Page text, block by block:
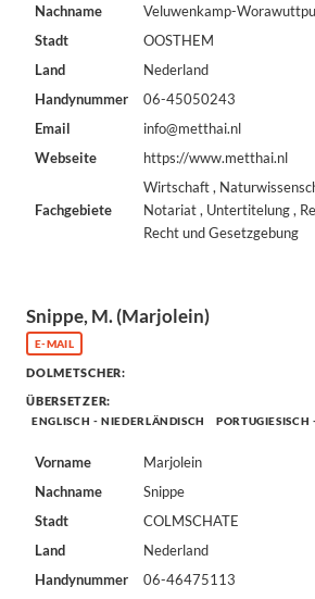
Nachname
Veluwenkamp-
Stadt
OOSTHEM
Land
Nederland
Handynummer
06-45050243
Email
info@metthai.nl
Webseite
https://www.metthai.nl
Fachgebiete
Wirtschaft ,
Notariat , Untertitelung ,
Recht und Gesetzgebung
Snippe, M. (Marjolein)
E-MAIL
DOLMETSCHER:
ÜBERSETZER:
ENGLISCH - NIEDERLÄNDISCH PORTUGIESISCH
Vorname
Marjolein
Nachname
Snippe
Stadt
COLMSCHATE
Land
Nederland
Handynummer
06-46475113